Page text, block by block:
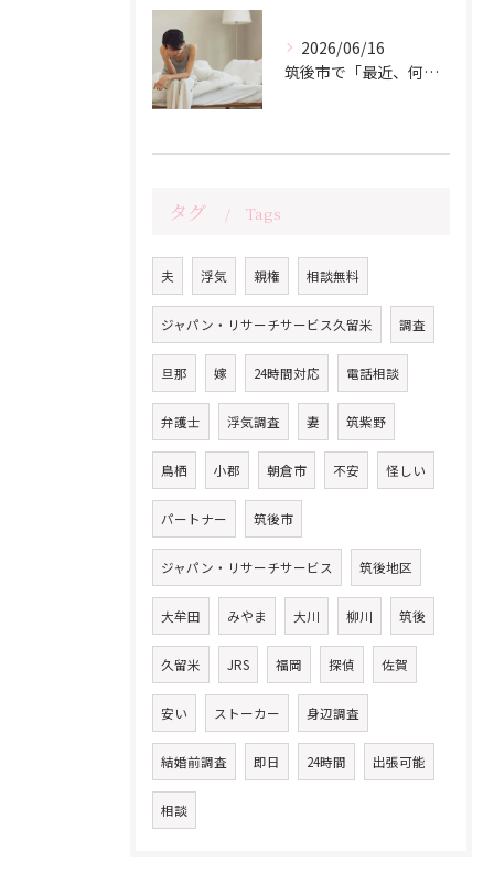
2026/06/16
筑後市で「最近、何か違う…」と感じているあなたへ
タグ Tags
夫 浮気 親権 相談無料
ジャパン・リサーチサービス久留米 調査
旦那 嫁 24時間対応 電話相談
弁護士 浮気調査 妻 筑紫野
鳥栖 小郡 朝倉市 不安 怪しい
パートナー 筑後市
ジャパン・リサーチサービス 筑後地区
大牟田 みやま 大川 柳川 筑後
久留米 JRS 福岡 探偵 佐賀
安い ストーカー 身辺調査
結婚前調査 即日 24時間 出張可能
相談